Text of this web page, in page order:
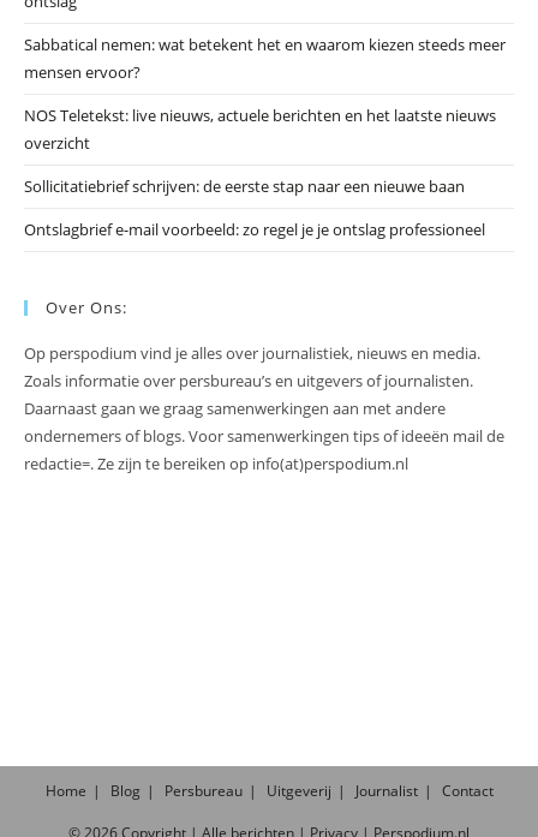
Sabbatical nemen: wat betekent het en waarom kiezen steeds meer
mensen ervoor?
NOS Teletekst: live nieuws, actuele berichten en het laatste nieuws
overzicht
Sollicitatiebrief schrijven: de eerste stap naar een nieuwe baan
Ontslagbrief e-mail voorbeeld: zo regel je je ontslag professioneel
Over Ons:
Op perspodium vind je alles over journalistiek, nieuws en media.
Zoals informatie over persbureau’s en uitgevers of journalisten.
Daarnaast gaan we graag samenwerkingen aan met andere
ondernemers of blogs. Voor samenwerkingen tips of ideeën mail de
redactie=. Ze zijn te bereiken op info(at)perspodium.nl
Home Blog Persbureau Uitgeverij Journalist Contact